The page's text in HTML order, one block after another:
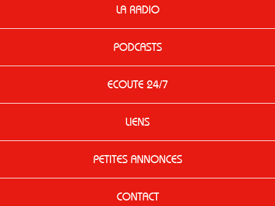
LA RADIO
PODCASTS
ECOUTE 24/7
LIENS
PETITES ANNONCES
CONTACT